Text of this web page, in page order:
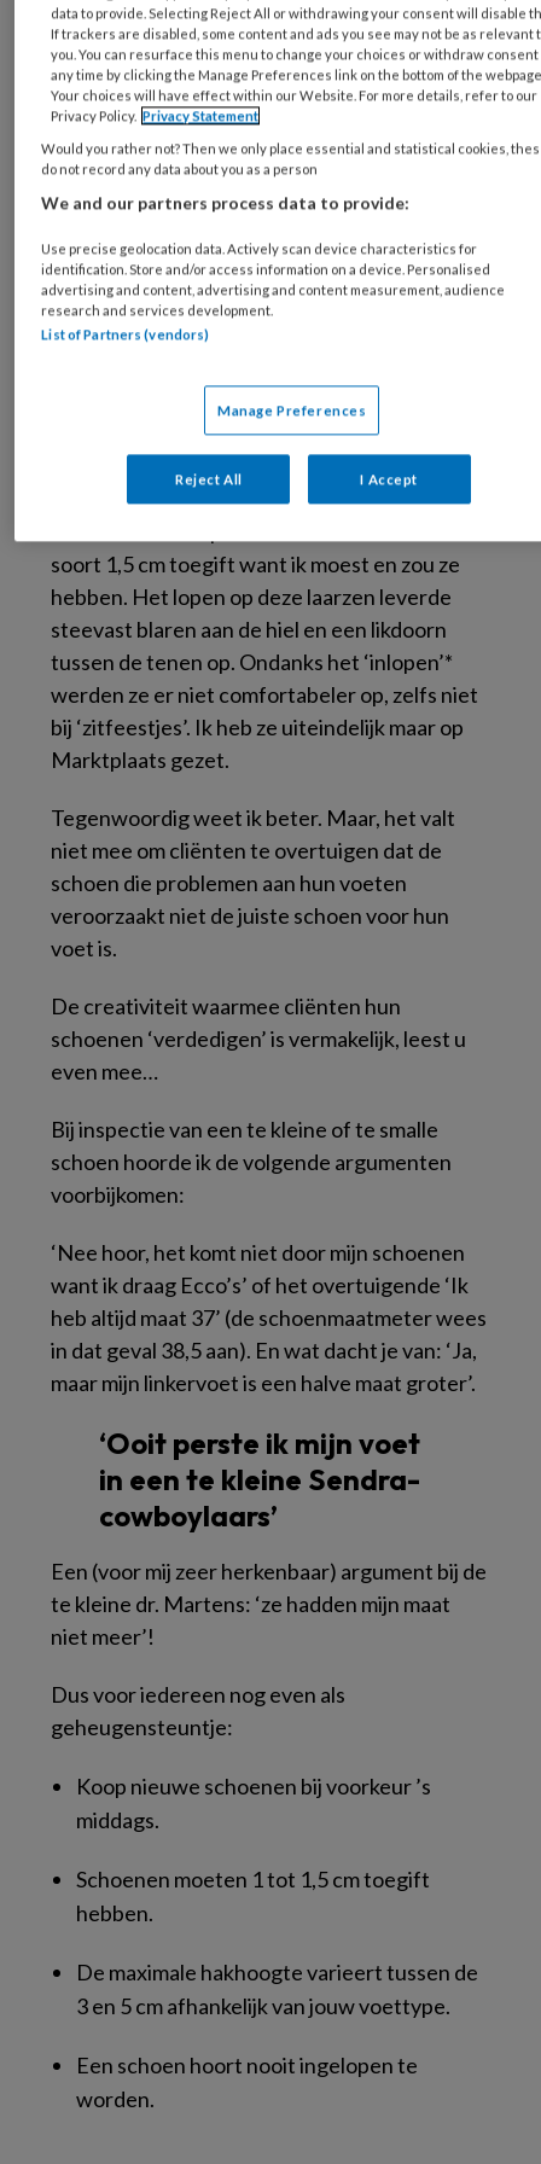
vrouwen een mooi silhouet. Toen ik dit
eenmaal ontdekt had was geen hak te hoog
voor mij.*
Iris is ambulant medisch pedicure oncologie & sportpedicure en werkt
daarnaast 1 dag in de week in een praktijk. Zij neemt ons mee in haar
belevingen in de pedicurewereld, soms met een kwinkslag, soms met een
kritische blik.
Ik heb het ooit gepresteerd om mijn voet in
een te kleine Sendra-cowboylaars te persen.
drastisch afgeprijsd. Maar geen nood: de
soort 1,5 cm toegift want ik moest en zou ze
hebben. Het lopen op deze laarzen leverde
steevast blaren aan de hiel en een likdoorn
tussen de tenen op. Ondanks het ‘inlopen’*
werden ze er niet comfortabeler op, zelfs niet
bij ‘zitfeestjes’. Ik heb ze uiteindelijk maar op
Marktplaats gezet.
Tegenwoordig weet ik beter. Maar, het valt
niet mee om cliënten te overtuigen dat de
schoen die problemen aan hun voeten
veroorzaakt niet de juiste schoen voor hun
voet is.
De creativiteit waarmee cliënten hun
schoenen ‘verdedigen’ is vermakelijk, leest u
even mee…
Bij inspectie van een te kleine of te smalle
schoen hoorde ik de volgende argumenten
voorbijkomen:
‘Nee hoor, het komt niet door mijn schoenen
want ik draag Ecco’s’ of het overtuigende ‘Ik
heb altijd maat 37’ (de schoenmaatmeter wees
in dat geval 38,5 aan). En wat dacht je van: ‘Ja,
maar mijn linkervoet is een halve maat groter’.
‘Ooit perste ik mijn voet
in een te kleine Sendra-
cowboylaars’
Een (voor mij zeer herkenbaar) argument bij de
te kleine dr. Martens: ‘ze hadden mijn maat
niet meer’!
Dus voor iedereen nog even als
geheugensteuntje:
Koop nieuwe schoenen bij voorkeur ’s
middags.
Schoenen moeten 1 tot 1,5 cm toegift
hebben.
De maximale hakhoogte varieert tussen de
3 en 5 cm afhankelijk van jouw voettype.
Een schoen hoort nooit ingelopen te
worden.
data to provide. Selecting Reject All or withdrawing your consent will disable
If trackers are disabled, some content and ads you see may not be as relevant
you. You can resurface this menu to change your choices or withdraw consent
any time by clicking the Manage Preferences link on the bottom of the
Your choices will have effect within our Website. For more details, refer to our
Privacy Policy. Privacy Statement
Would you rather not? Then we only place essential and statistical cookies,
do not record any data about you as a person
We and our partners process data to provide:
Use precise geolocation data. Actively scan device characteristics for
identification. Store and/or access information on a device. Personalised
advertising and content, advertising and content measurement, audience
research and services development.
List of Partners (vendors)
Manage Preferences
Reject All I Accept